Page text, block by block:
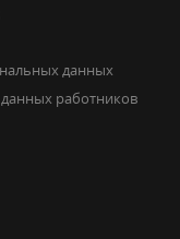
данных
работников